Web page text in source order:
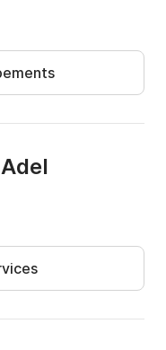
expériences de
guidé.
sites.
et les petits